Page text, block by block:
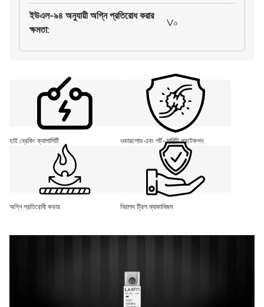
ইউএল-৯৪ অনুযায়ী অগ্নি প্রতিরোধ করার
ক্ষমতা:
V০
হাই ব্রেকিং ক্যাপাসিটি ওভারলোড এবং শর্ট-সার্কিট প্রটেকশন
অগ্নি প্রতিরোধী কভার নিরাপদ ট্রিপ ম্যাকানিজম